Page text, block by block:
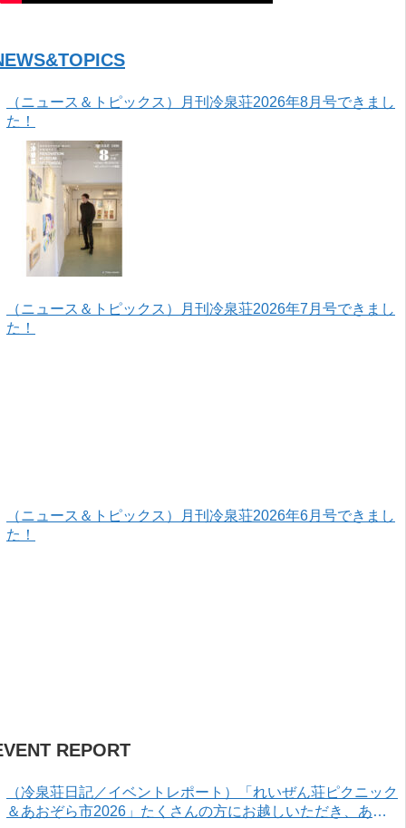
（ニュース＆トピックス）月刊冷泉荘2026年8月号できまし
た！
（ニュース＆トピックス）月刊冷泉荘2026年7月号できまし
た！
（ニュース＆トピックス）月刊冷泉荘2026年6月号できまし
た！
REPORT
（冷泉荘日記／イベントレポート）「れいぜん荘ピクニック
＆あおぞら市2026」たくさんの方にお越しいただき、あり